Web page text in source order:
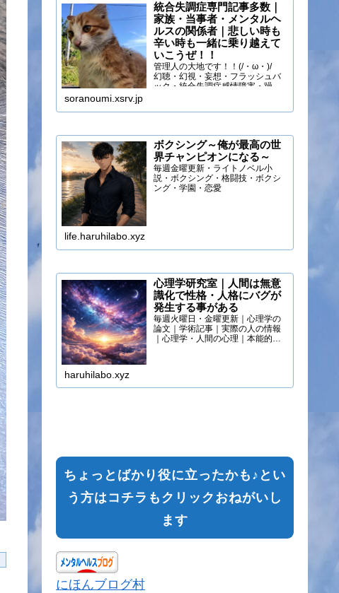
統合失調症専門記事多数｜
家族・当事者・メンタルヘ
ルスの関係者｜悲しい時も
辛い時も一緒に乗り越えて
いこうぜ！！
管理人の大地です！！(/・ω・)/
幻聴・幻視・妄想・フラッシュバ
ック・統合失調症感情障害・躁う
soranoumi.xsrv.jp
ボクシング～俺が最高の世
界チャンピオンになる～
毎週金曜更新・ライトノベル小
説・ボクシング・格闘技・ボクシ
ング・学園・恋愛
life.haruhilabo.xyz
心理学研究室｜人間は無意
識化で性格・人格にバグが
発生する事がある
毎週火曜日・金曜更新｜心理学の
論文｜学術記事｜実際の人の情報
｜心理学・人間の心理｜本能的心
haruhilabo.xyz
ちょっとばかり役に立ったかも♪とい
う方はコチラもクリックおねがいし
ます
にほんブログ村